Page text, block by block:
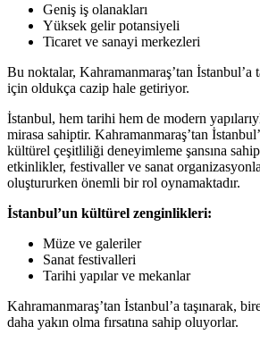
Geniş iş olanakları
Yüksek gelir potansiyeli
Ticaret ve sanayi merkezleri
Bu noktalar, Kahramanmaraş’tan İstanbul’a
için oldukça cazip hale getiriyor.
İstanbul, hem tarihi hem de modern
mirasa sahiptir. Kahramanmaraş’tan
kültürel çeşitliliği deneyimleme şansına
etkinlikler, festivaller ve sanat
oluştururken önemli bir rol oynamaktadır.
İstanbul’un kültürel zenginlikleri:
Müze ve galeriler
Sanat festivalleri
Tarihi yapılar ve mekanlar
Kahramanmaraş’tan İstanbul’a taşınarak,
daha yakın olma fırsatına sahip oluyorlar.